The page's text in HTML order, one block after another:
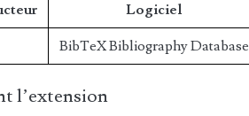
Logiciel
BibTeX Bibliography Database
l’extension